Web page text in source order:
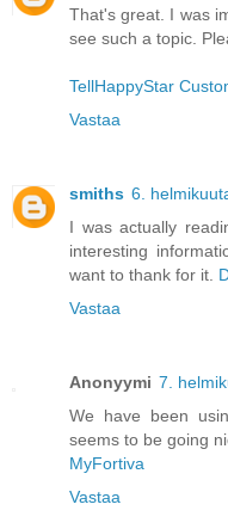
That's great. I was
see such a topic.
TellHappyStar
Vastaa
smiths 6.
I was actually
interesting
want to thank for it.
Vastaa
Anonyymi 7.
We have been
seems to be going
MyFortiva
Vastaa